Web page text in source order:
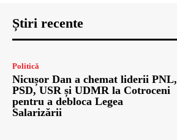
Știri recente
Politică
Nicușor Dan a chemat liderii PNL,
PSD, USR și UDMR la Cotroceni
pentru a debloca Legea
Salarizării